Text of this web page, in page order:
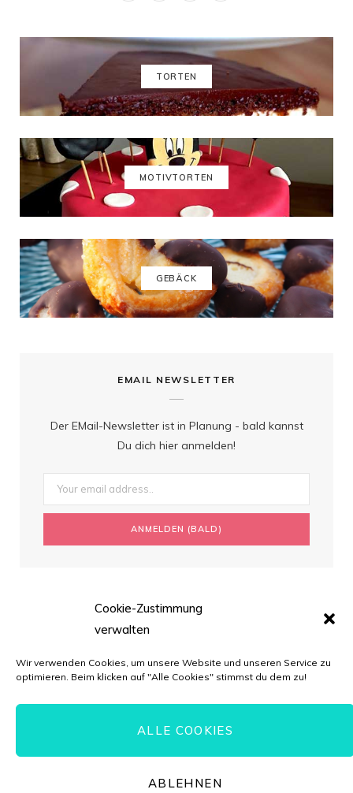
Cookie-Zustimmung
verwalten
Wir verwenden Cookies, um unsere Website und unseren Service zu
optimieren. Beim klicken auf "Alle Cookies" stimmst du dem zu!
ALLE COOKIES
ABLEHNEN
c
b
o
s
t
a
r
a
n
t
e
e
s
t
u
T
u
e
TORTEN
MOTIVTORTEN
GEBÄCK
EMAIL NEWSLETTER
Der EMail-Newsletter ist in Planung - bald kannst
Du dich hier anmelden!